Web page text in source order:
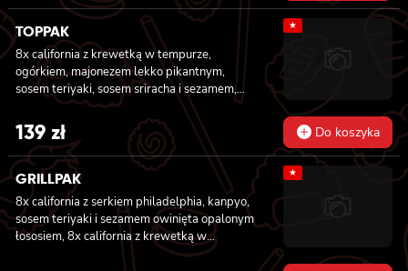
price
was:
27 zł.
price
is:
25 zł.
TOPPAK
8x california z krewetką w tempurze,
ogórkiem, majonezem lekko pikantnym,
sosem teriyaki, sosem sriracha i sezamem,
masago owinięta łososiem, tuńczykiem,
węgorzem i krewetką, 8x california z
krewetką w tempurze, majonezem lekko
pikantnym, ogórkiem, sezamem i masago, 6x
futomaki z tuńczykiem, majonezem lekko
pikantnym, awokado, ogórkiem i sałatą, 6x
futomaki z surimi, majonezem lekko
pikantnym, kanpyo i ogórkiem, 6x futomaki z
krewetką w tempurze, ogórkiem, sałatą i
majonezem lekko pikantnym, 8x maki z
★
139 zł Do koszyka
GRILLPAK
8x california z serkiem philadelphia, kanpyo,
sosem teriyaki i sezamem owinięta opalonym
łososiem, 8x california z krewetką w
tempurze, majonezem lekko pikantnym,
★